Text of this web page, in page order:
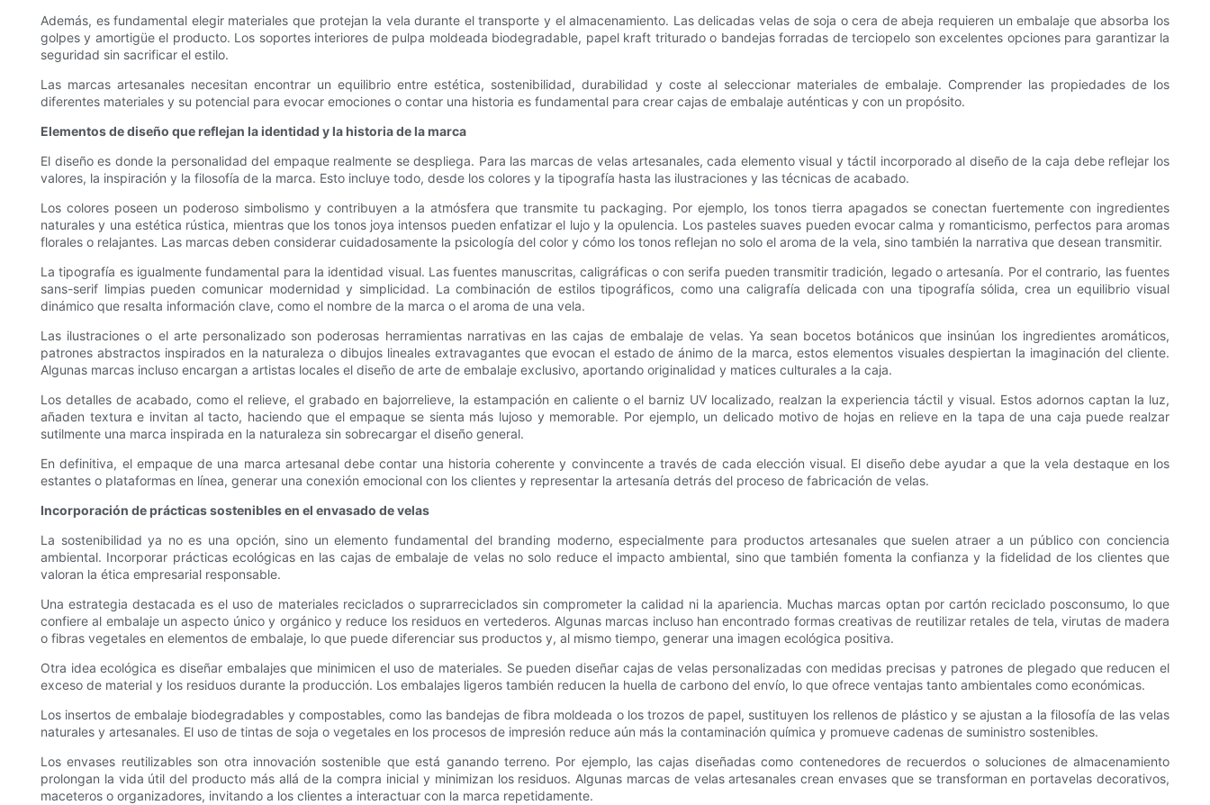
Además, es fundamental elegir materiales que protejan la vela durante el transporte y el almacenamiento. Las delicadas velas de soja o cera de abeja requieren un embalaje que absorba los
golpes y amortigüe el producto. Los soportes interiores de pulpa moldeada biodegradable, papel kraft triturado o bandejas forradas de terciopelo son excelentes opciones para garantizar la
seguridad sin sacrificar el estilo.
Las marcas artesanales necesitan encontrar un equilibrio entre estética, sostenibilidad, durabilidad y coste al seleccionar materiales de embalaje. Comprender las propiedades de los
diferentes materiales y su potencial para evocar emociones o contar una historia es fundamental para crear cajas de embalaje auténticas y con un propósito.
Elementos de diseño que reflejan la identidad y la historia de la marca
El diseño es donde la personalidad del empaque realmente se despliega. Para las marcas de velas artesanales, cada elemento visual y táctil incorporado al diseño de la caja debe reflejar los
valores, la inspiración y la filosofía de la marca. Esto incluye todo, desde los colores y la tipografía hasta las ilustraciones y las técnicas de acabado.
Los colores poseen un poderoso simbolismo y contribuyen a la atmósfera que transmite tu packaging. Por ejemplo, los tonos tierra apagados se conectan fuertemente con ingredientes
naturales y una estética rústica, mientras que los tonos joya intensos pueden enfatizar el lujo y la opulencia. Los pasteles suaves pueden evocar calma y romanticismo, perfectos para aromas
florales o relajantes. Las marcas deben considerar cuidadosamente la psicología del color y cómo los tonos reflejan no solo el aroma de la vela, sino también la narrativa que desean transmitir.
La tipografía es igualmente fundamental para la identidad visual. Las fuentes manuscritas, caligráficas o con serifa pueden transmitir tradición, legado o artesanía. Por el contrario, las fuentes
sans-serif limpias pueden comunicar modernidad y simplicidad. La combinación de estilos tipográficos, como una caligrafía delicada con una tipografía sólida, crea un equilibrio visual
dinámico que resalta información clave, como el nombre de la marca o el aroma de una vela.
Las ilustraciones o el arte personalizado son poderosas herramientas narrativas en las cajas de embalaje de velas. Ya sean bocetos botánicos que insinúan los ingredientes aromáticos,
patrones abstractos inspirados en la naturaleza o dibujos lineales extravagantes que evocan el estado de ánimo de la marca, estos elementos visuales despiertan la imaginación del cliente.
Algunas marcas incluso encargan a artistas locales el diseño de arte de embalaje exclusivo, aportando originalidad y matices culturales a la caja.
Los detalles de acabado, como el relieve, el grabado en bajorrelieve, la estampación en caliente o el barniz UV localizado, realzan la experiencia táctil y visual. Estos adornos captan la luz,
añaden textura e invitan al tacto, haciendo que el empaque se sienta más lujoso y memorable. Por ejemplo, un delicado motivo de hojas en relieve en la tapa de una caja puede realzar
sutilmente una marca inspirada en la naturaleza sin sobrecargar el diseño general.
En definitiva, el empaque de una marca artesanal debe contar una historia coherente y convincente a través de cada elección visual. El diseño debe ayudar a que la vela destaque en los
estantes o plataformas en línea, generar una conexión emocional con los clientes y representar la artesanía detrás del proceso de fabricación de velas.
Incorporación de prácticas sostenibles en el envasado de velas
La sostenibilidad ya no es una opción, sino un elemento fundamental del branding moderno, especialmente para productos artesanales que suelen atraer a un público con conciencia
ambiental. Incorporar prácticas ecológicas en las cajas de embalaje de velas no solo reduce el impacto ambiental, sino que también fomenta la confianza y la fidelidad de los clientes que
valoran la ética empresarial responsable.
Una estrategia destacada es el uso de materiales reciclados o suprarreciclados sin comprometer la calidad ni la apariencia. Muchas marcas optan por cartón reciclado posconsumo, lo que
confiere al embalaje un aspecto único y orgánico y reduce los residuos en vertederos. Algunas marcas incluso han encontrado formas creativas de reutilizar retales de tela, virutas de madera
o fibras vegetales en elementos de embalaje, lo que puede diferenciar sus productos y, al mismo tiempo, generar una imagen ecológica positiva.
Otra idea ecológica es diseñar embalajes que minimicen el uso de materiales. Se pueden diseñar cajas de velas personalizadas con medidas precisas y patrones de plegado que reducen el
exceso de material y los residuos durante la producción. Los embalajes ligeros también reducen la huella de carbono del envío, lo que ofrece ventajas tanto ambientales como económicas.
Los insertos de embalaje biodegradables y compostables, como las bandejas de fibra moldeada o los trozos de papel, sustituyen los rellenos de plástico y se ajustan a la filosofía de las velas
naturales y artesanales. El uso de tintas de soja o vegetales en los procesos de impresión reduce aún más la contaminación química y promueve cadenas de suministro sostenibles.
Los envases reutilizables son otra innovación sostenible que está ganando terreno. Por ejemplo, las cajas diseñadas como contenedores de recuerdos o soluciones de almacenamiento
prolongan la vida útil del producto más allá de la compra inicial y minimizan los residuos. Algunas marcas de velas artesanales crean envases que se transforman en portavelas decorativos,
maceteros o organizadores, invitando a los clientes a interactuar con la marca repetidamente.